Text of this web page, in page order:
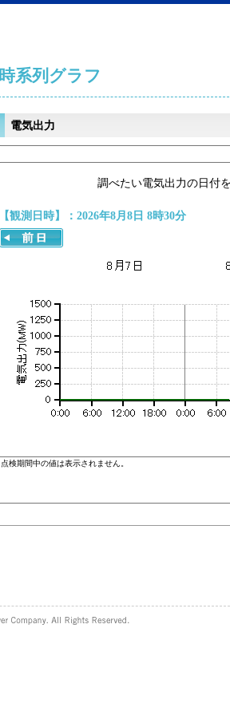
時系列グラフ
電気出力
調べたい電気出力の日付
【観測日時】：2026年8月8日 8時30分